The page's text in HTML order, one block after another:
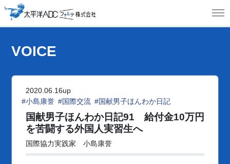
VOICE
2020.06.16up
#小島康誉 #国際交流 #国献男子ほんわか日記
国献男子ほんわか日記91
給付金10万円
を苦闘する外国人実習生へ
国際協力実践家 小島康誉